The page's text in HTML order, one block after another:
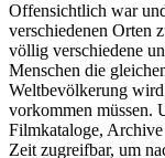
Offensichtlich war
verschiedenen Orten
völlig verschiedene
Menschen die
Weltbevölkerung wird
vorkommen müssen.
Filmkataloge,
Zeit zugreifbar, um